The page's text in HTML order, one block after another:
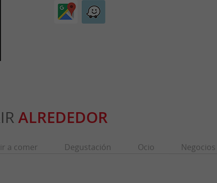
ALREDEDOR
a comer Degustación Ocio Negocios